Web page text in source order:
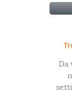
Da